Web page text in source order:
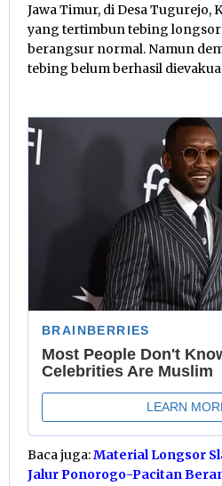
Jawa Timur, di Desa Tugurejo,
yang tertimbun tebing longsor
berangsur normal. Namun
tebing belum berhasil
Baca juga:Material Longsor
Jalur Ponorogo-Pacitan